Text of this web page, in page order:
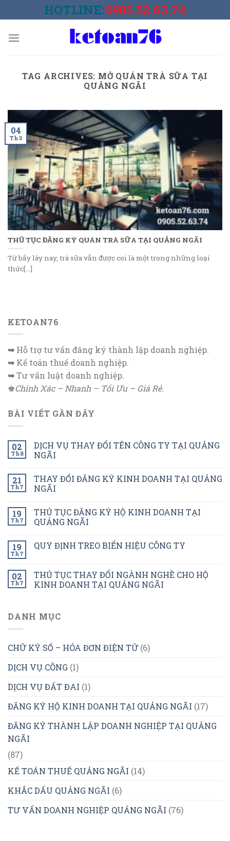
to
HOTLINE:0905.52.63.74
TAG ARCHIVES: MỞ QUÁN TRÀ SỮA TẠI
QUẢNG NGÃI
THỦ TỤC ĐĂNG KÝ QUÁN TRÀ SỮA TẠI QUẢNG NGÃI
Từ bấy lây nay, trà sữa vẫn được coi là một trong những loại
thức[...]
04
Th3
KETOAN76
➥Hỗ trợ tư vấn đăng ký thành lập doanh nghiệp.
➥Kế toán thuế doanh nghiệp.
➥Tư vấn luật doanh nghiệp.
♚Chính Xác – Nhanh – Tối Ưu – Giá Rẻ.
BÀI VIẾT GẦN ĐÂY
02
Th8
DỊCH VỤ THAY ĐỔI TÊN CÔNG TY TẠI QUẢNG
NGÃI
21
Th7
THAY ĐỔI ĐĂNG KÝ KINH DOANH TẠI QUẢNG
NGÃI
19
Th7
THỦ TỤC ĐĂNG KÝ HỘ KINH DOANH TẠI
QUẢNG NGÃI
19
Th7
QUY ĐỊNH TREO BIỂN HIỆU CÔNG TY
02
Th7
THỦ TỤC THAY ĐỔI NGÀNH NGHỀ CHO HỘ
KINH DOANH TẠI QUẢNG NGÃI
DANH MỤC
CHỮ KÝ SỐ – HÓA ĐƠN ĐIỆN TỬ(6)
DỊCH VỤ CÔNG (1)
DỊCH VỤ ĐẤT ĐAI (1)
ĐĂNG KÝ HỘ KINH DOANH TẠI QUẢNG NGÃI (17)
ĐĂNG KÝ THÀNH LẬP DOANH NGHIỆP TẠI QUẢNG
NGÃI
(87)
KẾ TOÁN THUẾ QUẢNG NGÃI (14)
KHẮC DẤU QUẢNG NGÃI (6)
TƯ VẤN DOANH NGHIỆP QUẢNG NGÃI (76)